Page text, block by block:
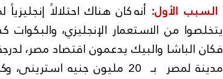
السبب الأول: أنه كان هناك احتلالاً
يتخلصوا من الاستعمار الإنجليزي، والبكوات
فكان الباشا والبيك يدعمون اقتصاد مصر،
مدينة لمصر بـ 20 مليون جنيه